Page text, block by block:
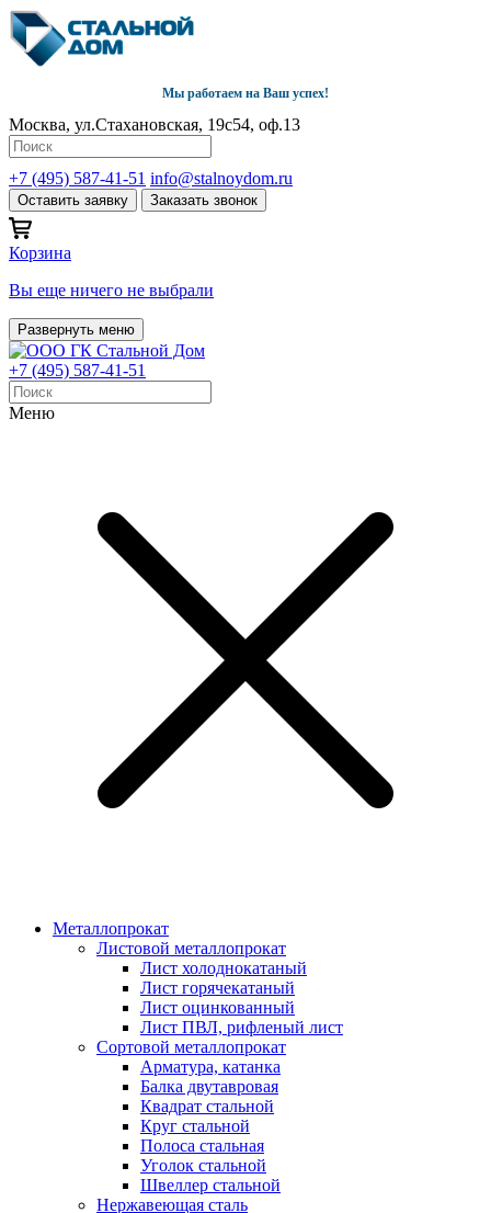
Мы работаем на Ваш успех!
Москва, ул.Стахановская, 19с54, оф.13
+7 (495) 587-41-51 info@stalnoydom.ru
Оставить заявку Заказать звонок
Корзина
Вы еще ничего не выбрали
Развернуть меню
+7 (495) 587-41-51
Меню
Металлопрокат
Листовой металлопрокат
Лист холоднокатаный
Лист горячекатаный
Лист оцинкованный
Лист ПВЛ, рифленый лист
Сортовой металлопрокат
Арматура, катанка
Балка двутавровая
Квадрат стальной
Круг стальной
Полоса стальная
Уголок стальной
Швеллер стальной
Нержавеющая сталь